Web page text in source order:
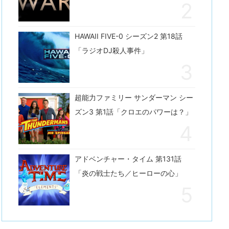
HAWAII FIVE-0 シーズン2 第18話
「ラジオDJ殺人事件」
超能力ファミリー サンダーマン シー
ズン3 第1話「クロエのパワーは？」
アドベンチャー・タイム 第131話
「炎の戦士たち／ヒーローの心」